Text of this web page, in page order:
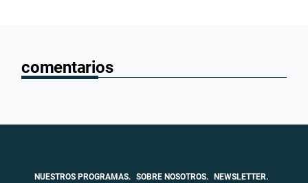
comentarios
NUESTROS PROGRAMAS. SOBRE NOSOTROS.
NEWSLETTER.